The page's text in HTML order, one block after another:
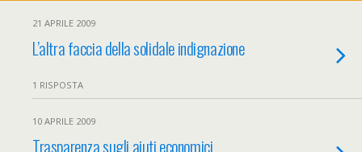
21 APRILE 2009
L’altra faccia della solidale indignazione
1 RISPOSTA
10 APRILE 2009
Trasparenza sugli aiuti economici